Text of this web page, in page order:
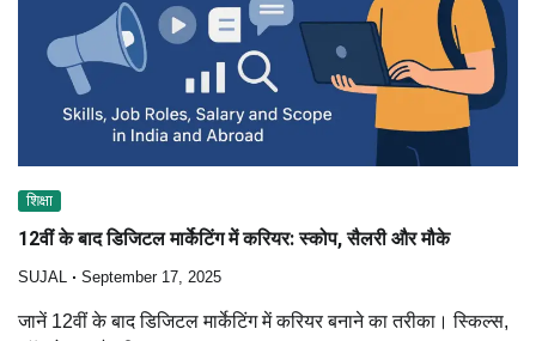
शिक्षा
12वीं के बाद डिजिटल मार्केटिंग में करियर: स्कोप, सैलरी और मौके
SUJAL September 17, 2025
जानें 12वीं के बाद डिजिटल मार्केटिंग में करियर बनाने का तरीका। स्किल्स,